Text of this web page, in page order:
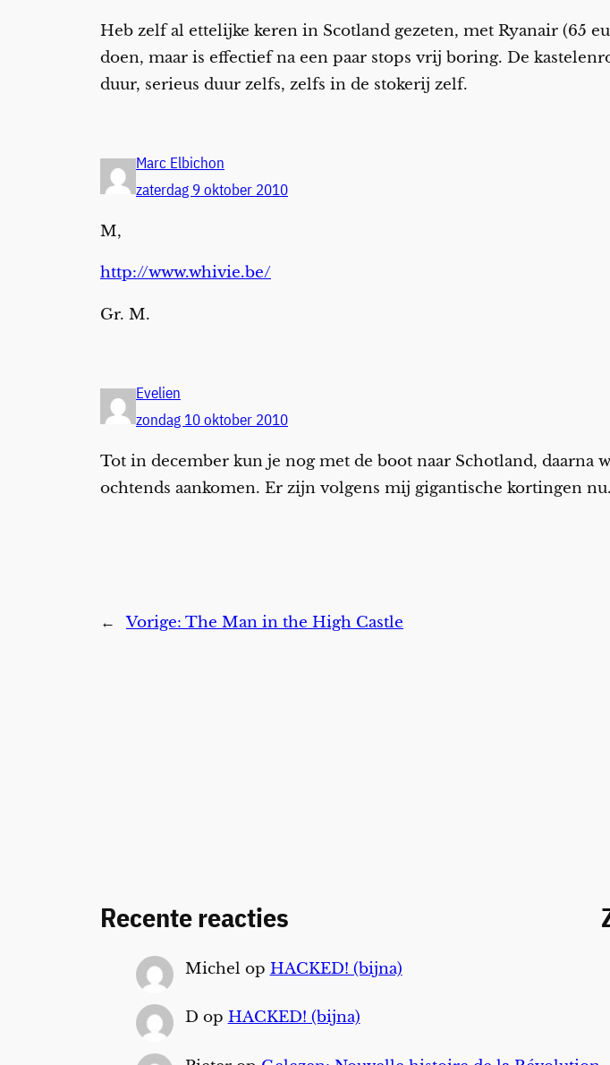
Heb zelf al ettelijke keren in Scotland gezeten, met Ryanair (65
doen, maar is effectief na een paar stops vrij boring. De
duur, serieus duur zelfs, zelfs in de stokerij zelf.
Marc Elbichon
zaterdag 9 oktober 2010
M,
http://www.whivie.be/
Gr. M.
Evelien
zondag 10 oktober 2010
Tot in december kun je nog met de boot naar Schotland, daarna
ochtends aankomen. Er zijn volgens mij gigantische kortingen nu.
← Vorige: The Man in the High Castle
Recente reacties
Michel op HACKED! (bijna)
D op HACKED! (bijna)